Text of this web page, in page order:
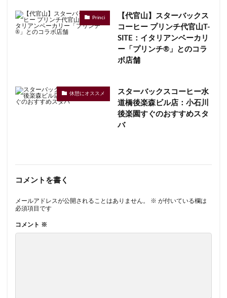
Princi
【代官山】スターバックス
コーヒー プリンチ代官山T-
SITE：イタリアンベーカリ
ー「プリンチ®」とのコラ
ボ店舗
休憩にオススメ
スターバックスコーヒー水
道橋後楽森ビル店：小石川
後楽園すぐのおすすめスタ
バ
コメントを書く
メールアドレスが公開されることはありません。 ※ が付いている欄は
必須項目です
コメント ※